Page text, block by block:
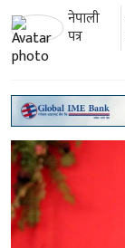
नेपाली
पत्र